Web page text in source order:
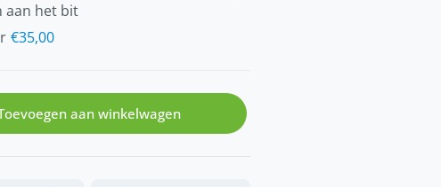
aan het bit
€35,00
aan winkelwagen